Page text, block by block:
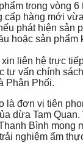
trong vòng 6
cấp hàng mới
phát hiện sản
hoặc sản phẩm
liên hệ trực
tư vấn chính
Phân Phối.
là đơn vị tiên
dừa Tam
Bình mong
nghiệm ẩm